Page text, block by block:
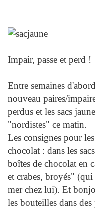
Impair, passe et perd !
Entre semaines
nouveau paires/
perdus et les sacs
"nordistes" ce matin.
Les consignes pour
chocolat : dans les
boîtes de chocolat en
et crabes, broyés"
mer chez lui). Et
les bouteilles dans